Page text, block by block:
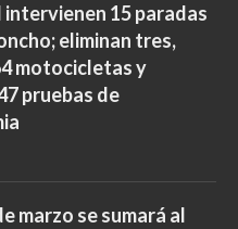
15 paradas
eliminan tres,
motocicletas y
pruebas de
marzo se sumará al